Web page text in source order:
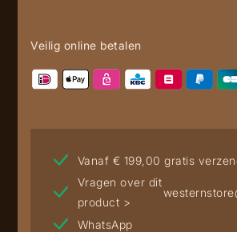
Veilig online betalen
Vanaf € 199,00 gratis
Vragen over dit
product >
WhatsApp